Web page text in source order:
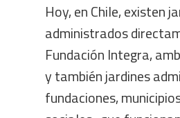
Hoy, en Chile, existen
administrados
Fundación Integra,
y también jardines
fundaciones,